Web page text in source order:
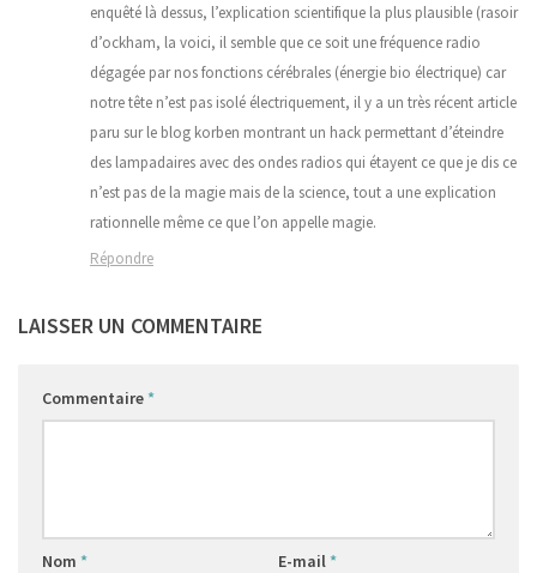
enquêté là dessus, l’explication scientifique la plus plausible (rasoir
d’ockham, la voici, il semble que ce soit une fréquence radio
dégagée par nos fonctions cérébrales (énergie bio électrique) car
notre tête n’est pas isolé électriquement, il y a un très récent article
paru sur le blog korben montrant un hack permettant d’éteindre
des lampadaires avec des ondes radios qui étayent ce que je dis ce
n’est pas de la magie mais de la science, tout a une explication
rationnelle même ce que l’on appelle magie.
Répondre
LAISSER UN COMMENTAIRE
Commentaire *
Nom * E-mail *